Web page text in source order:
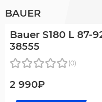
BAUER
Bauer S180 L 87-
38555
(0)
2 990₽